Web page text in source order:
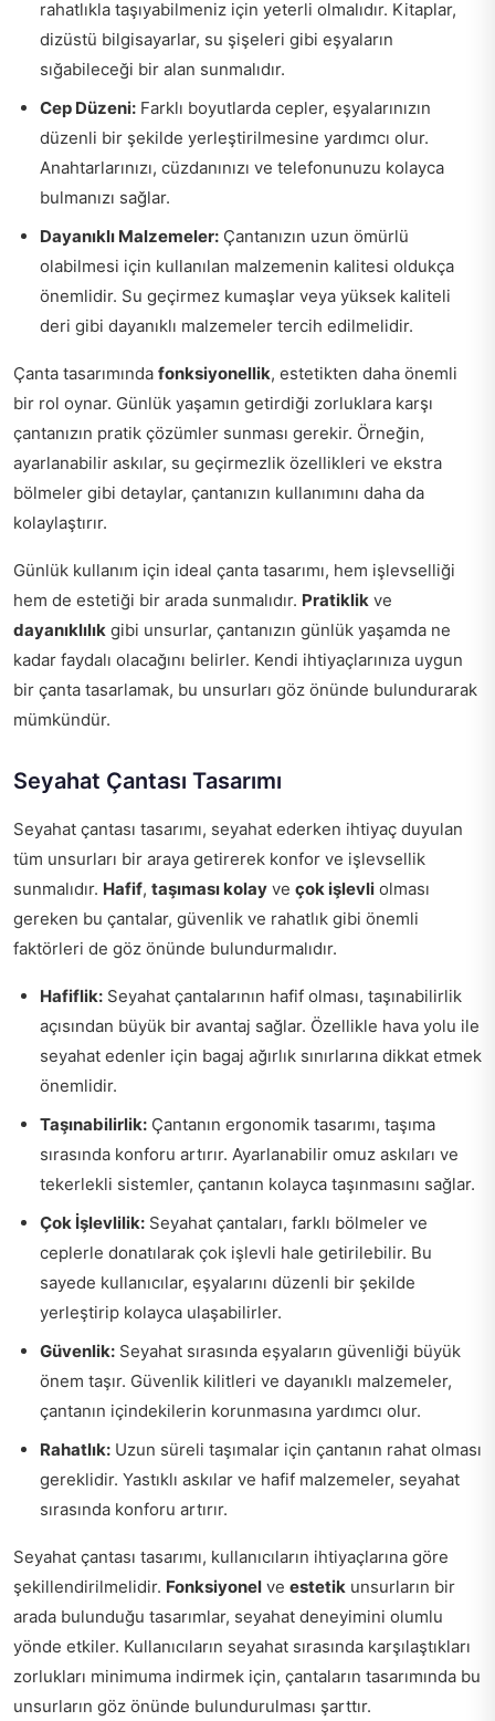
rahatlıkla taşıyabilmeniz için yeterli olmalıdır. Kitaplar,
dizüstü bilgisayarlar, su şişeleri gibi eşyaların
sığabileceği bir alan sunmalıdır.
Cep Düzeni: Farklı boyutlarda cepler, eşyalarınızın
düzenli bir şekilde yerleştirilmesine yardımcı olur.
Anahtarlarınızı, cüzdanınızı ve telefonunuzu kolayca
bulmanızı sağlar.
Dayanıklı Malzemeler: Çantanızın uzun ömürlü
olabilmesi için kullanılan malzemenin kalitesi oldukça
önemlidir. Su geçirmez kumaşlar veya yüksek kaliteli
deri gibi dayanıklı malzemeler tercih edilmelidir.
Çanta tasarımında fonksiyonellik, estetikten daha önemli
bir rol oynar. Günlük yaşamın getirdiği zorluklara karşı
çantanızın pratik çözümler sunması gerekir. Örneğin,
ayarlanabilir askılar, su geçirmezlik özellikleri ve ekstra
bölmeler gibi detaylar, çantanızın kullanımını daha da
kolaylaştırır.
Günlük kullanım için ideal çanta tasarımı, hem işlevselliği
hem de estetiği bir arada sunmalıdır. Pratiklik ve
dayanıklılık gibi unsurlar, çantanızın günlük yaşamda ne
kadar faydalı olacağını belirler. Kendi ihtiyaçlarınıza uygun
bir çanta tasarlamak, bu unsurları göz önünde bulundurarak
mümkündür.
Seyahat Çantası Tasarımı
Seyahat çantası tasarımı, seyahat ederken ihtiyaç duyulan
tüm unsurları bir araya getirerek konfor ve işlevsellik
sunmalıdır. Hafif, taşıması kolay ve çok işlevli olması
gereken bu çantalar, güvenlik ve rahatlık gibi önemli
faktörleri de göz önünde bulundurmalıdır.
Hafiflik: Seyahat çantalarının hafif olması, taşınabilirlik
açısından büyük bir avantaj sağlar. Özellikle hava yolu ile
seyahat edenler için bagaj ağırlık sınırlarına dikkat etmek
önemlidir.
Taşınabilirlik: Çantanın ergonomik tasarımı, taşıma
sırasında konforu artırır. Ayarlanabilir omuz askıları ve
tekerlekli sistemler, çantanın kolayca taşınmasını sağlar.
Çok İşlevlilik: Seyahat çantaları, farklı bölmeler ve
ceplerle donatılarak çok işlevli hale getirilebilir. Bu
sayede kullanıcılar, eşyalarını düzenli bir şekilde
yerleştirip kolayca ulaşabilirler.
Güvenlik: Seyahat sırasında eşyaların güvenliği büyük
önem taşır. Güvenlik kilitleri ve dayanıklı malzemeler,
çantanın içindekilerin korunmasına yardımcı olur.
Rahatlık: Uzun süreli taşımalar için çantanın rahat olması
gereklidir. Yastıklı askılar ve hafif malzemeler, seyahat
sırasında konforu artırır.
Seyahat çantası tasarımı, kullanıcıların ihtiyaçlarına göre
şekillendirilmelidir. Fonksiyonel ve estetik unsurların bir
arada bulunduğu tasarımlar, seyahat deneyimini olumlu
yönde etkiler. Kullanıcıların seyahat sırasında karşılaştıkları
zorlukları minimuma indirmek için, çantaların tasarımında bu
unsurların göz önünde bulundurulması şarttır.